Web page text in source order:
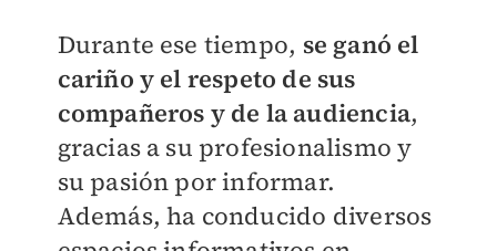
Durante ese tiempo, se ganó el
cariño y el respeto de sus
compañeros y de la audiencia,
gracias a su profesionalismo y
su pasión por informar.
Además, ha conducido diversos